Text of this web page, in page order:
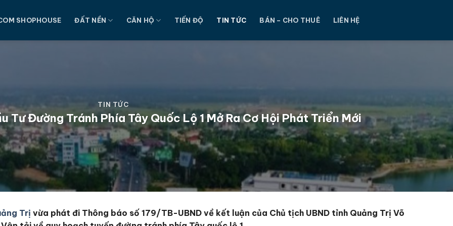
SHOPHOUSE ĐẤT NỀN CĂN HỘ TIẾN ĐỘ TIN TỨC BÁN – CHO THUÊ LIÊN HỆ
TIN TỨC
Tư Đường Tránh Phía Tây Quốc Lộ 1 Mở Ra Cơ Hội Phát Triển Mới
Trị vừa phát đi Thông báo số 179/TB-UBND về kết luận của Chủ tịch UBND tỉnh Quảng Trị Võ